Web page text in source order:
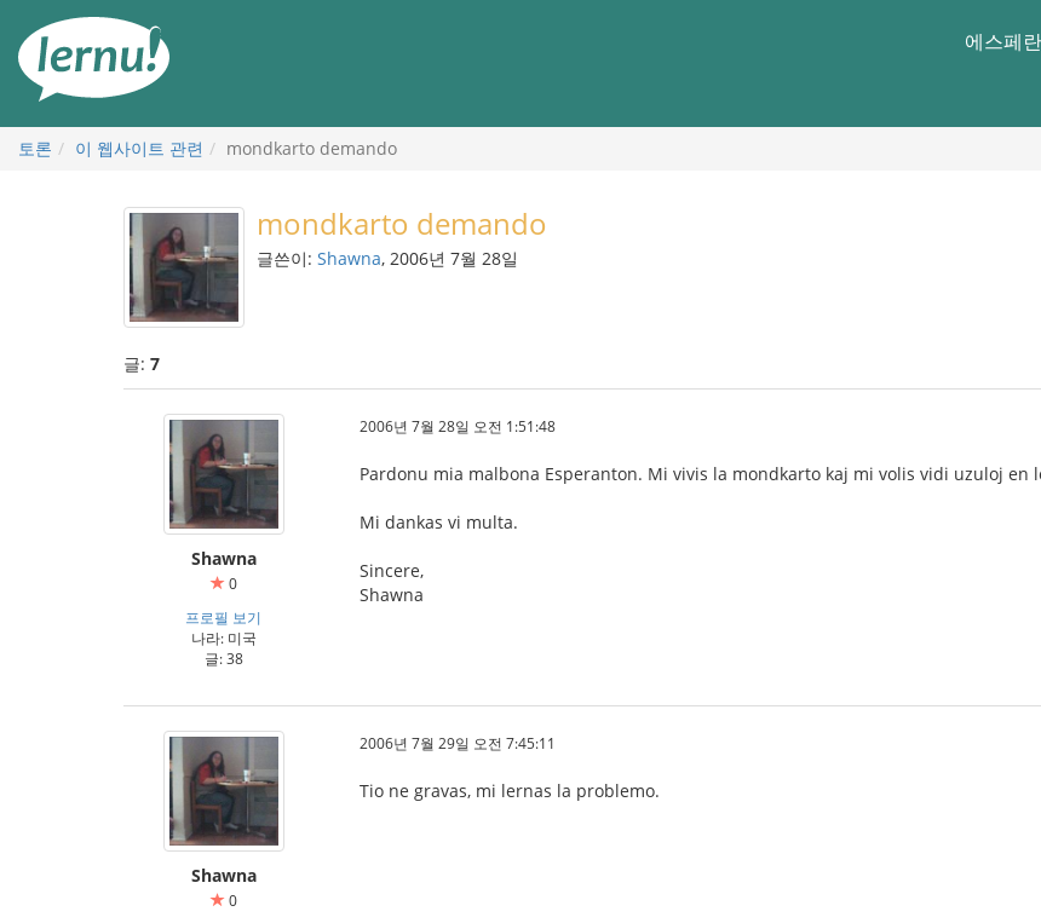
에스페
토론 이 웹사이트 관련 mondkarto demando
mondkarto demando
글쓴이: Shawna, 2006년 7월 28일
글: 7
Shawna
0
프로필 보기
나라: 미국
글: 38
2006년 7월 28일 오전 1:51:48
Pardonu mia malbona Esperanton. Mi vivis la mondkarto kaj mi volis vidi uzuloj
Mi dankas vi multa.
Sincere,
Shawna
Shawna
0
2006년 7월 29일 오전 7:45:11
Tio ne gravas, mi lernas la problemo.